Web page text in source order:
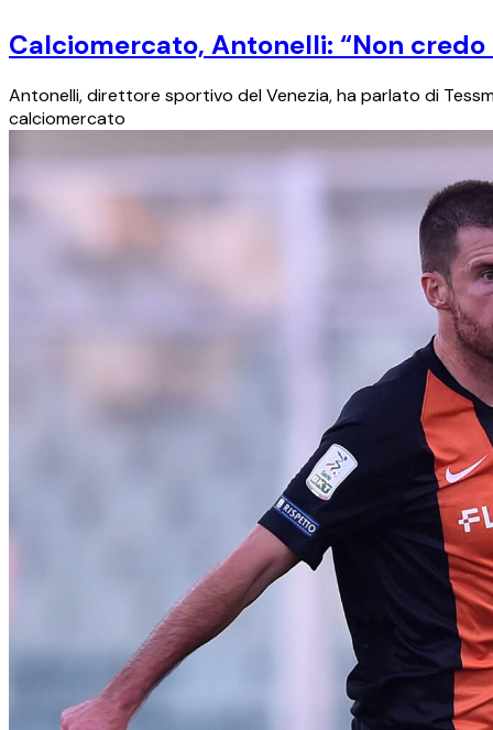
Calciomercato, Antonelli: “Non
Antonelli, direttore sportivo del Venezia, ha parlato di
calciomercato